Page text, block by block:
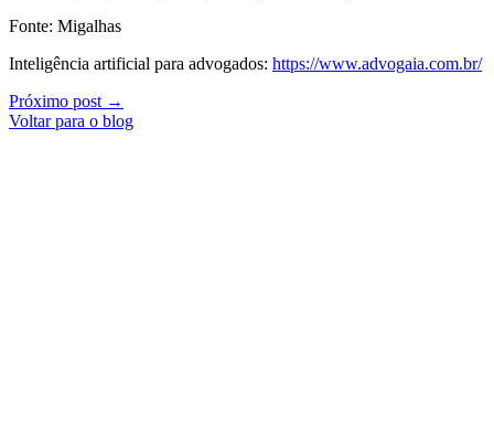
Fonte: Migalhas
Inteligência artificial para advogados: https://www.advogaia.com.br/
Próximo post →
Voltar para o blog